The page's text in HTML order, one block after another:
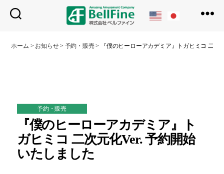
フ
ホーム > お知らせ> 予約・販売> 『僕のヒーローアカデミア』トガヒミコ 二次
予約・販売
『僕のヒーローアカデミア』ト
ガヒミコ 二次元化Ver. 予約開始
いたしました